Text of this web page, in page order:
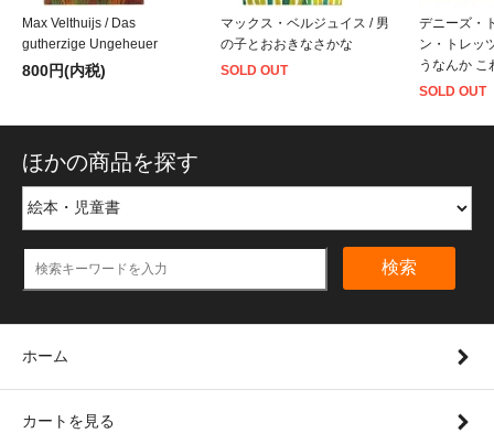
Max Velthuijs / Das
gutherzige Ungeheuer
800円(内税)
マックス・ベルジュイス / 男
の子とおおきなさかな
SOLD OUT
デニーズ・
ン・トレッ
うなんか こ
SOLD OUT
ほかの商品を探す
検索
ホーム
カートを見る